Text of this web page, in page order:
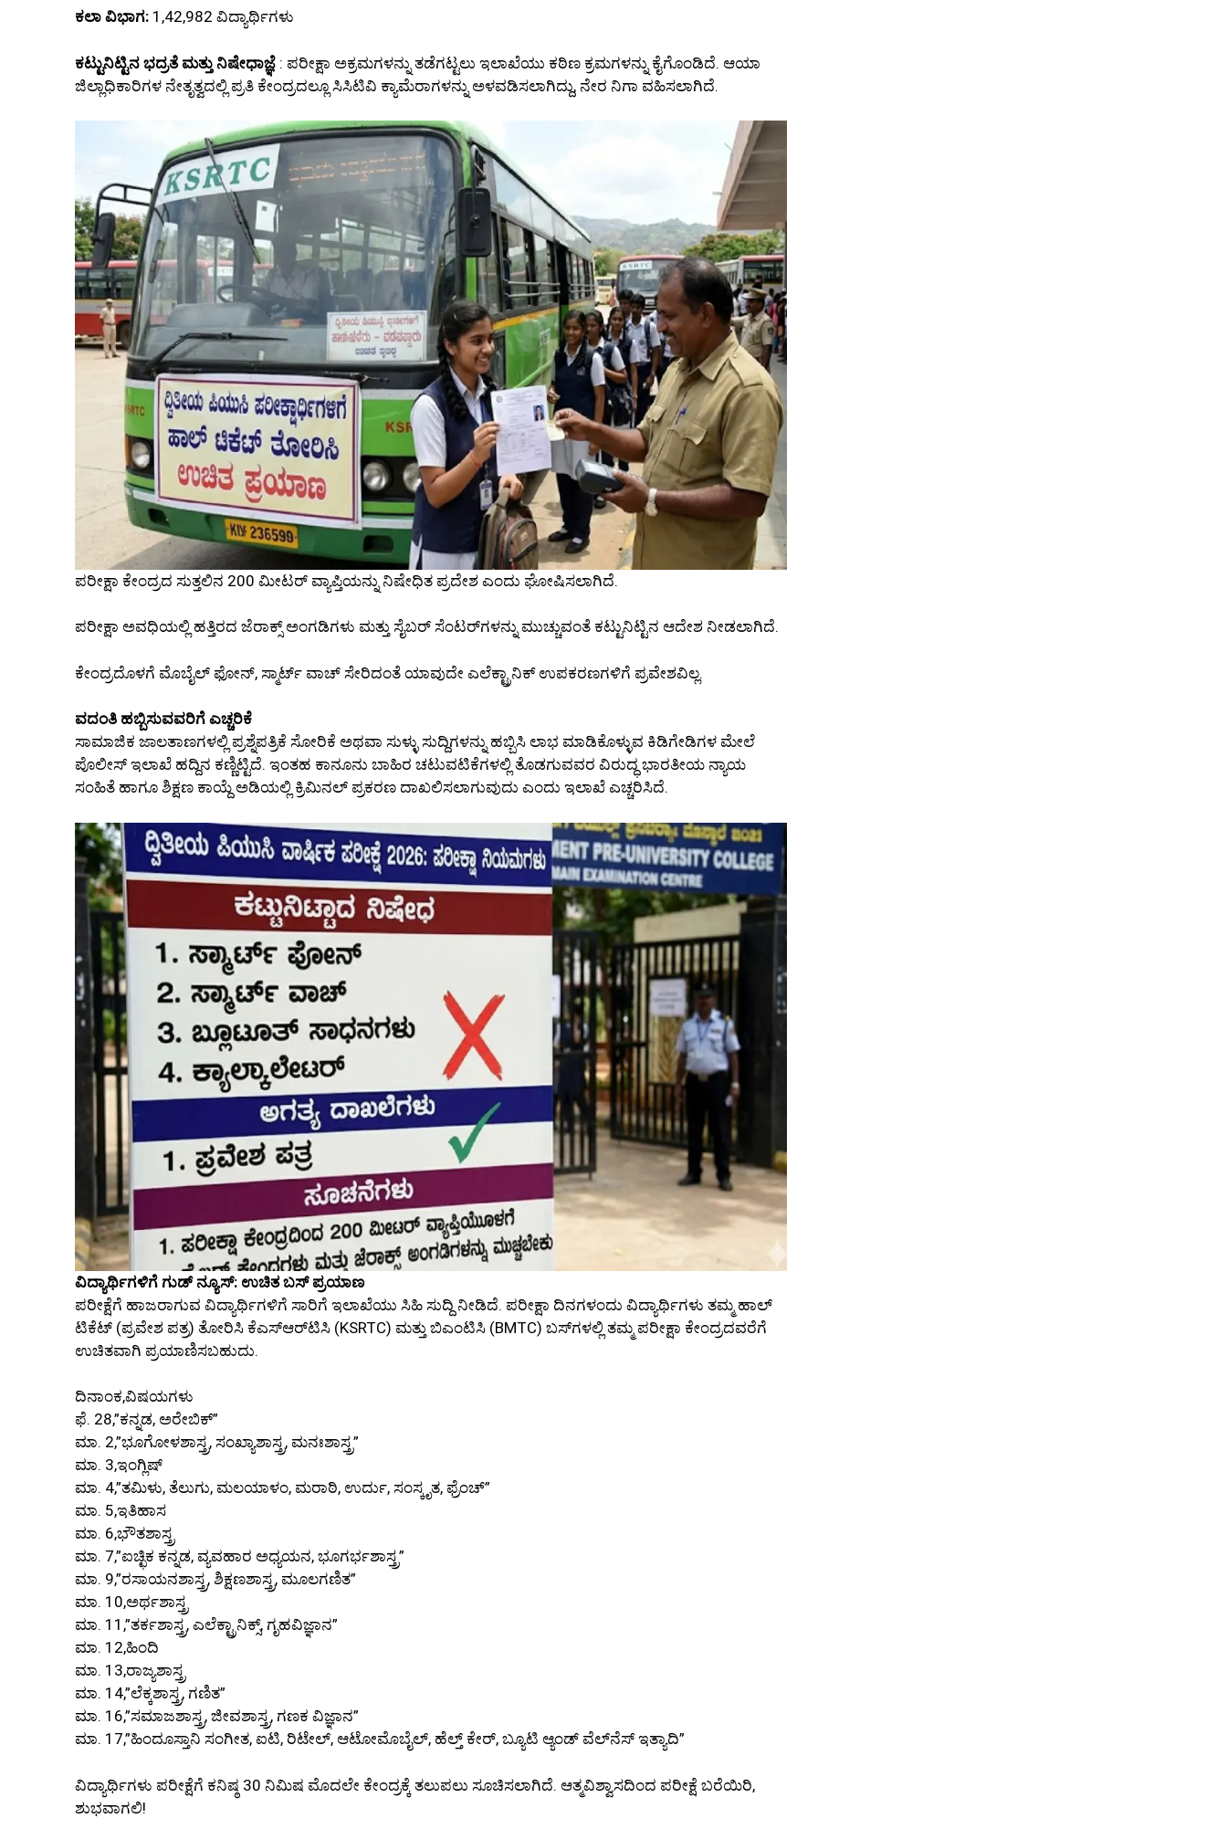
ಕಲಾ ವಿಭಾಗ: 1,42,982 ವಿದ್ಯಾರ್ಥಿಗಳು
ಕಟ್ಟುನಿಟ್ಟಿನ ಭದ್ರತೆ ಮತ್ತು ನಿಷೇಧಾಜ್ಞೆ : ಪರೀಕ್ಷಾ ಅಕ್ರಮಗಳನ್ನು ತಡೆಗಟ್ಟಲು ಇಲಾಖೆಯು ಕಠಿಣ ಕ್ರಮಗಳನ್ನು ಕೈಗೊಂಡಿದೆ. ಆಯಾ
ಜಿಲ್ಲಾಧಿಕಾರಿಗಳ ನೇತೃತ್ವದಲ್ಲಿ ಪ್ರತಿ ಕೇಂದ್ರದಲ್ಲೂ ಸಿಸಿಟಿವಿ ಕ್ಯಾಮೆರಾಗಳನ್ನು ಅಳವಡಿಸಲಾಗಿದ್ದು, ನೇರ ನಿಗಾ ವಹಿಸಲಾಗಿದೆ.
ಪರೀಕ್ಷಾ ಕೇಂದ್ರದ ಸುತ್ತಲಿನ 200 ಮೀಟರ್ ವ್ಯಾಪ್ತಿಯನ್ನು ನಿಷೇಧಿತ ಪ್ರದೇಶ ಎಂದು ಘೋಷಿಸಲಾಗಿದೆ.
ಪರೀಕ್ಷಾ ಅವಧಿಯಲ್ಲಿ ಹತ್ತಿರದ ಜೆರಾಕ್ಸ್ ಅಂಗಡಿಗಳು ಮತ್ತು ಸೈಬರ್ ಸೆಂಟರ್‌ಗಳನ್ನು ಮುಚ್ಚುವಂತೆ ಕಟ್ಟುನಿಟ್ಟಿನ ಆದೇಶ ನೀಡಲಾಗಿದೆ.
ಕೇಂದ್ರದೊಳಗೆ ಮೊಬೈಲ್ ಫೋನ್, ಸ್ಮಾರ್ಟ್ ವಾಚ್ ಸೇರಿದಂತೆ ಯಾವುದೇ ಎಲೆಕ್ಟ್ರಾನಿಕ್ ಉಪಕರಣಗಳಿಗೆ ಪ್ರವೇಶವಿಲ್ಲ.
ವದಂತಿ ಹಬ್ಬಿಸುವವರಿಗೆ ಎಚ್ಚರಿಕೆ
ಸಾಮಾಜಿಕ ಜಾಲತಾಣಗಳಲ್ಲಿ ಪ್ರಶ್ನೆಪತ್ರಿಕೆ ಸೋರಿಕೆ ಅಥವಾ ಸುಳ್ಳು ಸುದ್ದಿಗಳನ್ನು ಹಬ್ಬಿಸಿ ಲಾಭ ಮಾಡಿಕೊಳ್ಳುವ ಕಿಡಿಗೇಡಿಗಳ ಮೇಲೆ
ಪೊಲೀಸ್ ಇಲಾಖೆ ಹದ್ದಿನ ಕಣ್ಣಿಟ್ಟಿದೆ. ಇಂತಹ ಕಾನೂನು ಬಾಹಿರ ಚಟುವಟಿಕೆಗಳಲ್ಲಿ ತೊಡಗುವವರ ವಿರುದ್ಧ ಭಾರತೀಯ ನ್ಯಾಯ
ಸಂಹಿತೆ ಹಾಗೂ ಶಿಕ್ಷಣ ಕಾಯ್ದೆ ಅಡಿಯಲ್ಲಿ ಕ್ರಿಮಿನಲ್ ಪ್ರಕರಣ ದಾಖಲಿಸಲಾಗುವುದು ಎಂದು ಇಲಾಖೆ ಎಚ್ಚರಿಸಿದೆ.
ವಿದ್ಯಾರ್ಥಿಗಳಿಗೆ ಗುಡ್ ನ್ಯೂಸ್: ಉಚಿತ ಬಸ್ ಪ್ರಯಾಣ
ಪರೀಕ್ಷೆಗೆ ಹಾಜರಾಗುವ ವಿದ್ಯಾರ್ಥಿಗಳಿಗೆ ಸಾರಿಗೆ ಇಲಾಖೆಯು ಸಿಹಿ ಸುದ್ದಿ ನೀಡಿದೆ. ಪರೀಕ್ಷಾ ದಿನಗಳಂದು ವಿದ್ಯಾರ್ಥಿಗಳು ತಮ್ಮ ಹಾಲ್
ಟಿಕೆಟ್ (ಪ್ರವೇಶ ಪತ್ರ) ತೋರಿಸಿ ಕೆಎಸ್‌ಆರ್‌ಟಿಸಿ (KSRTC) ಮತ್ತು ಬಿಎಂಟಿಸಿ (BMTC) ಬಸ್‌ಗಳಲ್ಲಿ ತಮ್ಮ ಪರೀಕ್ಷಾ ಕೇಂದ್ರದವರೆಗೆ
ಉಚಿತವಾಗಿ ಪ್ರಯಾಣಿಸಬಹುದು.
ದಿನಾಂಕ,ವಿಷಯಗಳು
ಫೆ. 28,”ಕನ್ನಡ, ಅರೇಬಿಕ್”
ಮಾ. 2,”ಭೂಗೋಳಶಾಸ್ತ್ರ, ಸಂಖ್ಯಾಶಾಸ್ತ್ರ, ಮನಃಶಾಸ್ತ್ರ”
ಮಾ. 3,ಇಂಗ್ಲಿಷ್
ಮಾ. 4,”ತಮಿಳು, ತೆಲುಗು, ಮಲಯಾಳಂ, ಮರಾಠಿ, ಉರ್ದು, ಸಂಸ್ಕೃತ, ಫ್ರೆಂಚ್”
ಮಾ. 5,ಇತಿಹಾಸ
ಮಾ. 6,ಭೌತಶಾಸ್ತ್ರ
ಮಾ. 7,”ಐಚ್ಛಿಕ ಕನ್ನಡ, ವ್ಯವಹಾರ ಅಧ್ಯಯನ, ಭೂಗರ್ಭಶಾಸ್ತ್ರ”
ಮಾ. 9,”ರಸಾಯನಶಾಸ್ತ್ರ, ಶಿಕ್ಷಣಶಾಸ್ತ್ರ, ಮೂಲಗಣಿತ”
ಮಾ. 10,ಅರ್ಥಶಾಸ್ತ್ರ
ಮಾ. 11,”ತರ್ಕಶಾಸ್ತ್ರ, ಎಲೆಕ್ಟ್ರಾನಿಕ್ಸ್, ಗೃಹವಿಜ್ಞಾನ”
ಮಾ. 12,ಹಿಂದಿ
ಮಾ. 13,ರಾಜ್ಯಶಾಸ್ತ್ರ
ಮಾ. 14,”ಲೆಕ್ಕಶಾಸ್ತ್ರ, ಗಣಿತ”
ಮಾ. 16,”ಸಮಾಜಶಾಸ್ತ್ರ, ಜೀವಶಾಸ್ತ್ರ, ಗಣಕ ವಿಜ್ಞಾನ”
ಮಾ. 17,”ಹಿಂದೂಸ್ತಾನಿ ಸಂಗೀತ, ಐಟಿ, ರಿಟೇಲ್, ಆಟೋಮೊಬೈಲ್, ಹೆಲ್ತ್ ಕೇರ್, ಬ್ಯೂಟಿ ಆ್ಯಂಡ್ ವೆಲ್‌ನೆಸ್ ಇತ್ಯಾದಿ”
ವಿದ್ಯಾರ್ಥಿಗಳು ಪರೀಕ್ಷೆಗೆ ಕನಿಷ್ಠ 30 ನಿಮಿಷ ಮೊದಲೇ ಕೇಂದ್ರಕ್ಕೆ ತಲುಪಲು ಸೂಚಿಸಲಾಗಿದೆ. ಆತ್ಮವಿಶ್ವಾಸದಿಂದ ಪರೀಕ್ಷೆ ಬರೆಯಿರಿ,
ಶುಭವಾಗಲಿ!